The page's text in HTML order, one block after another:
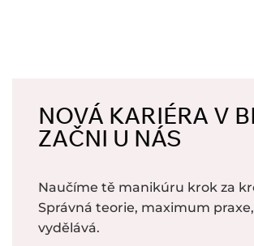
NOVÁ KARIÉRA V
ZAČNI U NÁS
Naučíme tě manikúru krok za
Správná teorie, maximum
vydělává.